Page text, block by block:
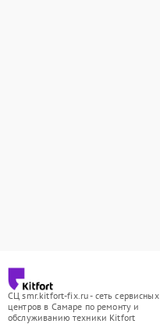
СЦ smr.kitfort-fix.ru - сеть сервисных
центров в Самаре по ремонту и
обслуживанию техники Kitfort